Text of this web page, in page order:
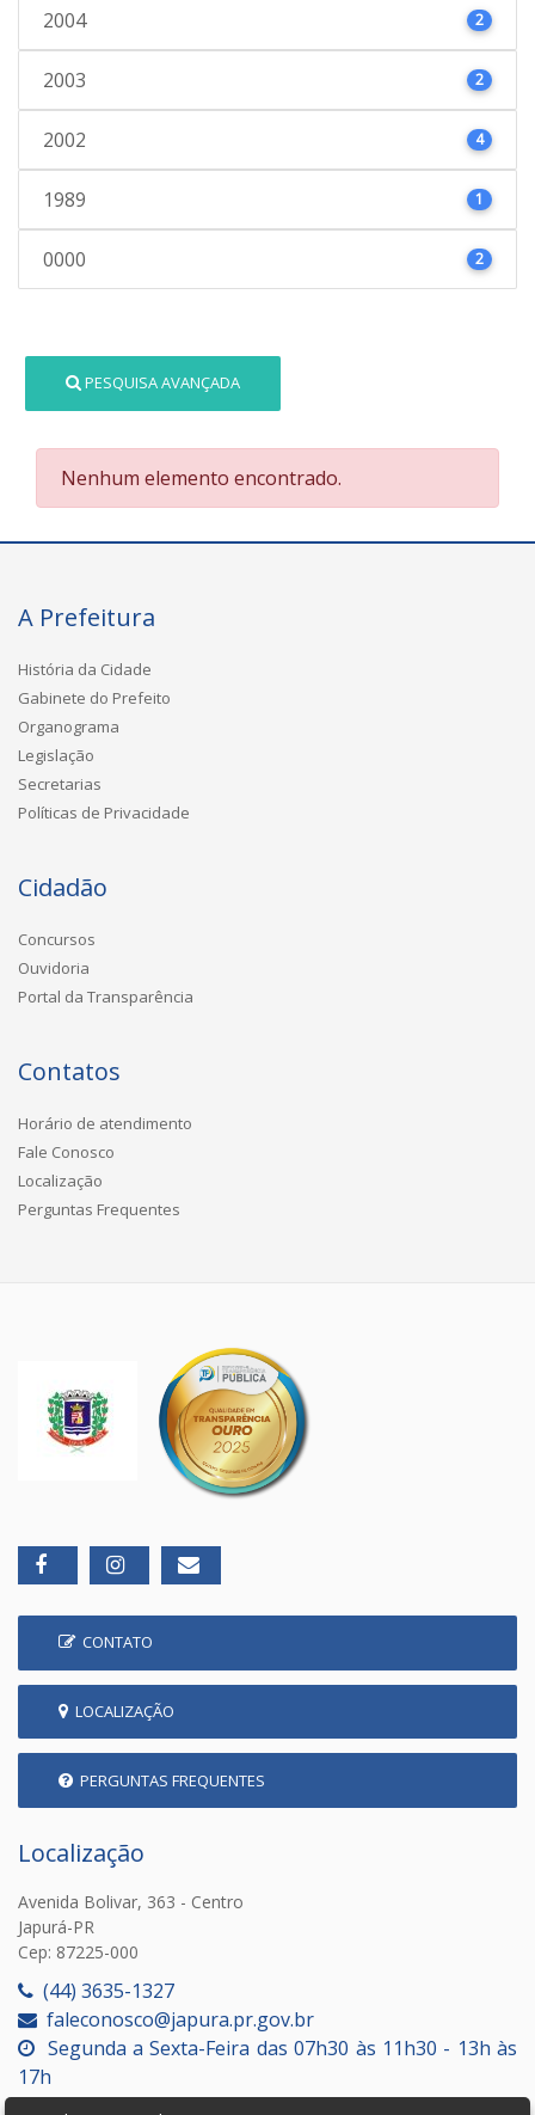
2004 2
2003 2
2002 4
1989 1
0000 2
PESQUISA AVANÇADA
Nenhum elemento encontrado.
A Prefeitura
História da Cidade
Gabinete do Prefeito
Organograma
Legislação
Secretarias
Políticas de Privacidade
Cidadão
Concursos
Ouvidoria
Portal da Transparência
Contatos
Horário de atendimento
Fale Conosco
Localização
Perguntas Frequentes
CONTATO
LOCALIZAÇÃO
PERGUNTAS FREQUENTES
Localização
Avenida Bolivar, 363 - Centro
Japurá-PR
Cep: 87225-000
(44) 3635-1327
faleconosco@japura.pr.gov.br
Segunda a Sexta-Feira das 07h30 às 11h30 - 13h às
17h